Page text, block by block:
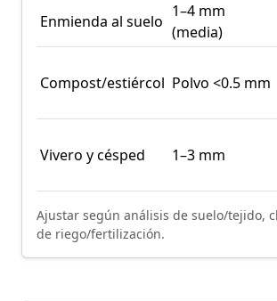
Enmienda al suelo
1–4 mm
(media)
Compost/estiércol Polvo <0.5 mm
Vivero y césped 1–3 mm
Ajustar según análisis de suelo/tejido,
de riego/fertilización.